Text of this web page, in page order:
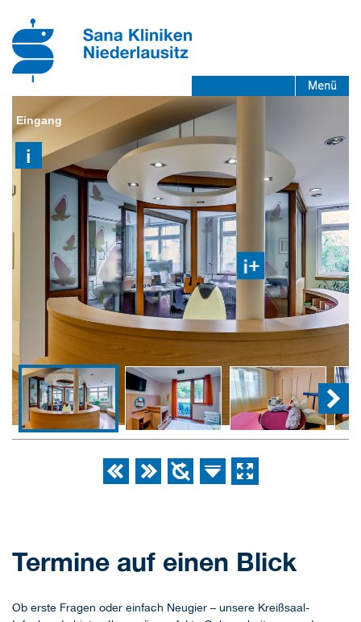
Termine auf einen Blick
Ob erste Fragen oder einfach Neugier – unsere Kreißsaal-